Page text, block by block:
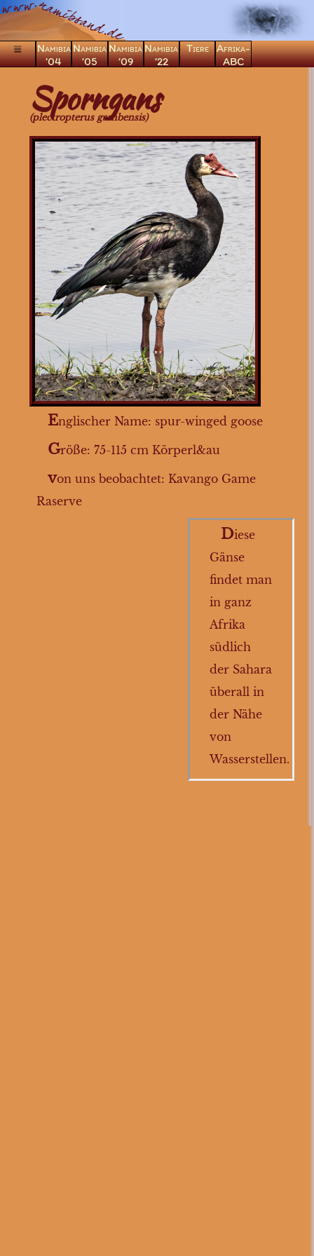
Namibia
’04
Namibia
’05
Namibia
’09
Namibia
’22
Tiere
Afrika-
ABC
Säugetiere
Vögel
Greifvögel
Eulen
Laufvögel
Frankoline
Rackenvögel
Regenpfeifervögel
Hühnervögel
Sperlingsvögel
Rabenvögel
Taubenvögel
Gänsevögel
Nilgans
Sporngans
Prachtfinken
Flamingos
Sporngans
(plectropterus gambensis)
Englischer Name: spur-winged goose
Größe: 75-115 cm Körperl&au
von uns beobachtet: Kavango Game
Raserve
Diese
Gänse
findet man
in ganz
Afrika
südlich
der Sahara
überall in
der Nähe
von
Wasserstellen.